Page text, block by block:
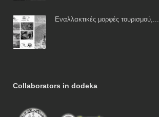
Εναλλακτικές μορφές τουρισμού,...
Collaborators in dodeka